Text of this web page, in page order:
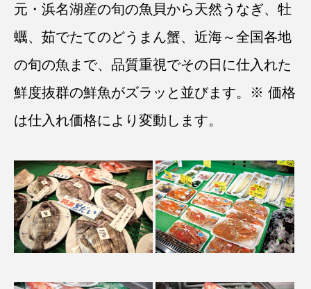
元・浜名湖産の旬の魚貝から天然うなぎ、牡
蠣、茹でたてのどうまん蟹、近海～全国各地
の旬の魚まで、品質重視でその日に仕入れた
鮮度抜群の鮮魚がズラッと並びます。※ 価格
は仕入れ価格により変動します。